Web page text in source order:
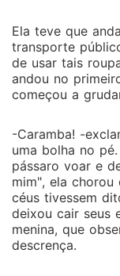
Ela teve que
transporte
de usar tais
andou no
começou a
-Caramba! -
uma bolha no
pássaro voar e
mim", ela
céus tivessem
deixou cair seus
menina, que
descrença.